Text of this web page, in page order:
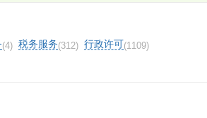
商标？
使用机制？
(4) 税务服务(312) 行政许可(1109)